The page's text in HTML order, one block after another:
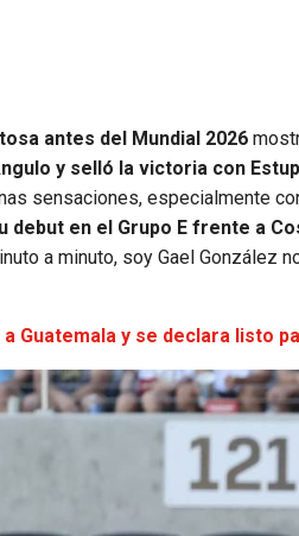
antes del Mundial 2026
y selló la victoria con
sensaciones, especialmente
debut en el Grupo E frente a
a minuto, soy Gael González
Guatemala y se declara listo